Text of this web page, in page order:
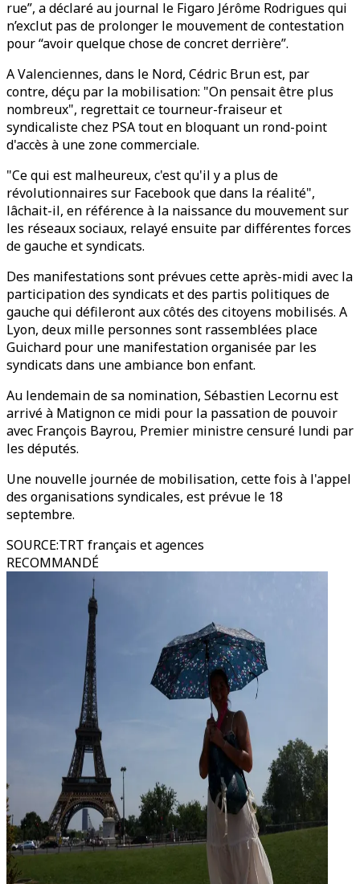
rue”, a déclaré au journal le Figaro Jérôme Rodrigues qui
n’exclut pas de prolonger le mouvement de contestation
pour “avoir quelque chose de concret derrière”.
A Valenciennes, dans le Nord, Cédric Brun est, par
contre, déçu par la mobilisation: "On pensait être plus
nombreux", regrettait ce tourneur-fraiseur et
syndicaliste chez PSA tout en bloquant un rond-point
d'accès à une zone commerciale.
"Ce qui est malheureux, c'est qu'il y a plus de
révolutionnaires sur Facebook que dans la réalité",
lâchait-il, en référence à la naissance du mouvement sur
les réseaux sociaux, relayé ensuite par différentes forces
de gauche et syndicats.
Des manifestations sont prévues cette après-midi avec la
participation des syndicats et des partis politiques de
gauche qui défileront aux côtés des citoyens mobilisés. A
Lyon, deux mille personnes sont rassemblées place
Guichard pour une manifestation organisée par les
syndicats dans une ambiance bon enfant.
Au lendemain de sa nomination, Sébastien Lecornu est
arrivé à Matignon ce midi pour la passation de pouvoir
avec François Bayrou, Premier ministre censuré lundi par
les députés.
Une nouvelle journée de mobilisation, cette fois à l'appel
des organisations syndicales, est prévue le 18
septembre.
SOURCE:TRT français et agences
RECOMMANDÉ